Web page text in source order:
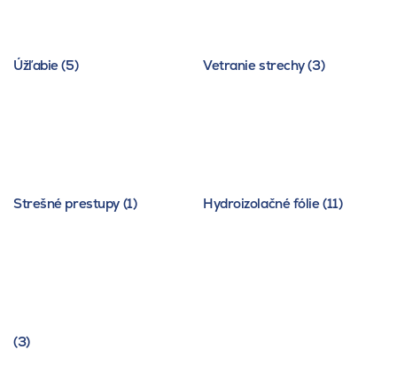
Úžľabie (5) Vetranie strechy (3)
Strešné prestupy (1) Hydroizolačné fólie (11)
(3)